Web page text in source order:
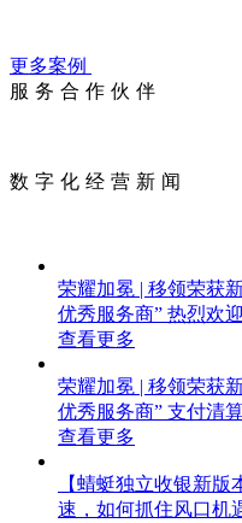
更多案例
服务合作伙伴
数字化经营新闻
荣耀加冕 | 移领荣获
优秀服务商” 热烈欢
查看更多
荣耀加冕 | 移领荣获
优秀服务商” 支付清
查看更多
【蜻蜓独立收银新版
速，如何抓住风口机